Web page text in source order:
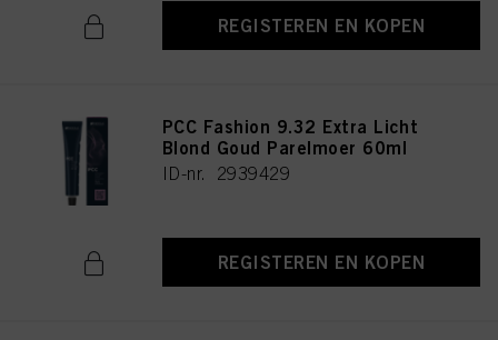
REGISTEREN EN KOPEN
PCC Fashion 9.32 Extra Licht
Blond Goud Parelmoer 60ml
ID-nr. 2939429
REGISTEREN EN KOPEN